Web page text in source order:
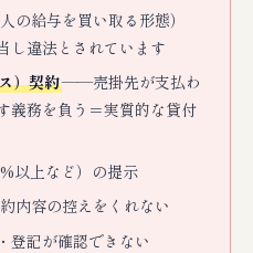
人の給与を買い取る形態）
違法とされています
）契約——売掛先が支払わ
義務を負う＝実質的な貸付
%以上など）の提示
内容の控えをくれない
登記が確認できない